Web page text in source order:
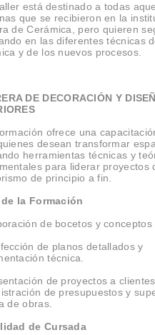
está destinado a todas
que se recibieron en la
de Cerámica, pero quieren
en las diferentes técnicas
y de los nuevos procesos.
DE DECORACIÓN Y
ofrece una
desean transformar
herramientas técnicas y
para liderar proyectos
de principio a fin.
la Formación
de bocetos y conceptos
de planos detallados y
técnica.
de proyectos a clientes,
de presupuestos y
de obras.
de Cursada